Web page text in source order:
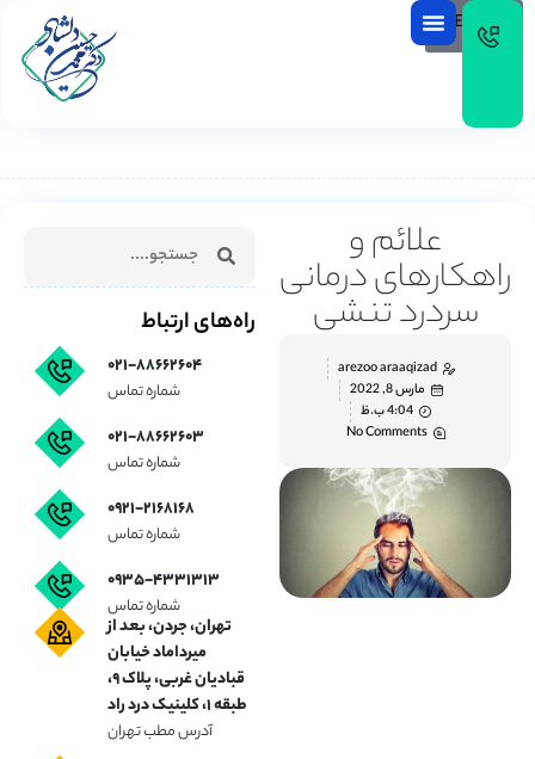
EN
علائم و
راهکارهای درمانی
سردرد تنشی
arezoo araaqizad
مارس 8, 2022
4:04 ب.ظ
No Comments
راه‌های ارتباط
۰۲۱-۸۸۶۶۲۶۰۴
شماره تماس
۰۲۱-۸۸۶۶۲۶۰۳
شماره تماس
۰۹۲۱-۲۱۶۸۱۶۸
شماره تماس
۰۹۳۵-۴۳۳۱۳۱۳
شماره تماس
تهران، جردن، بعد از
میرداماد خیابان
قبادیان غربی، پلاک ۹،
طبقه ۱، کلینیک درد راد
آدرس مطب تهران